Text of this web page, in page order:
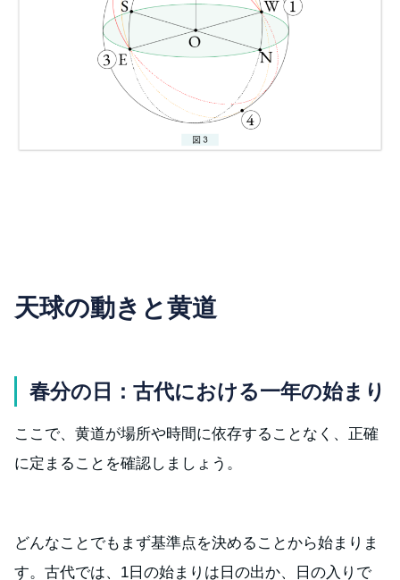
天球の動きと黄道
春分の日：古代における一年の始まり
ここで、黄道が場所や時間に依存することなく、正確
に定まることを確認しましょう。
どんなことでもまず基準点を決めることから始まりま
す。古代では、1日の始まりは日の出か、日の入りで